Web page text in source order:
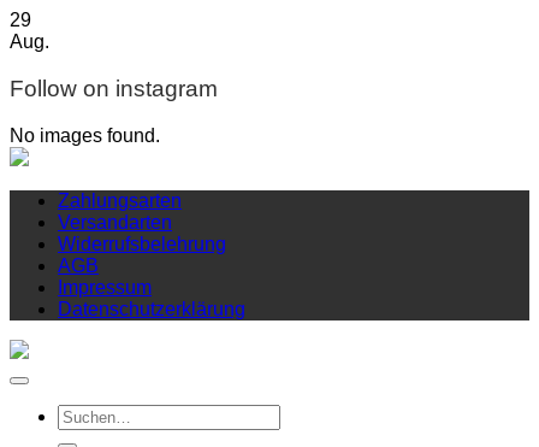
29
Aug.
Follow on instagram
No images found.
Zahlungsarten
Versandarten
Widerrufsbelehrung
AGB
Impressum
Datenschutzerklärung
Suchen
nach: